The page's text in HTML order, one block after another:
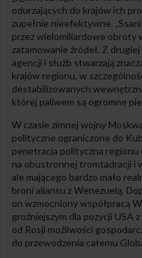
odurzających do krajów ich
zupełnie nieefektywne.
przez wielomiliardowe obroty
zatamowanie źródeł. Z
agencji i służb stwarzają
krajów regionu, w
destabilizowanych
której paliwem są ogromne
W czasie zimnej wojny
polityczne ograniczone do
penetracja polityczna regionu
na obustronnej tromtadracji i
ale mającego bardzo mało
broni aliansu z Wenezuelą.
on wzmocniony współpracą
groźniejszym dla pozycji USA
od Rosji możliwości
do przewodzenia całemu